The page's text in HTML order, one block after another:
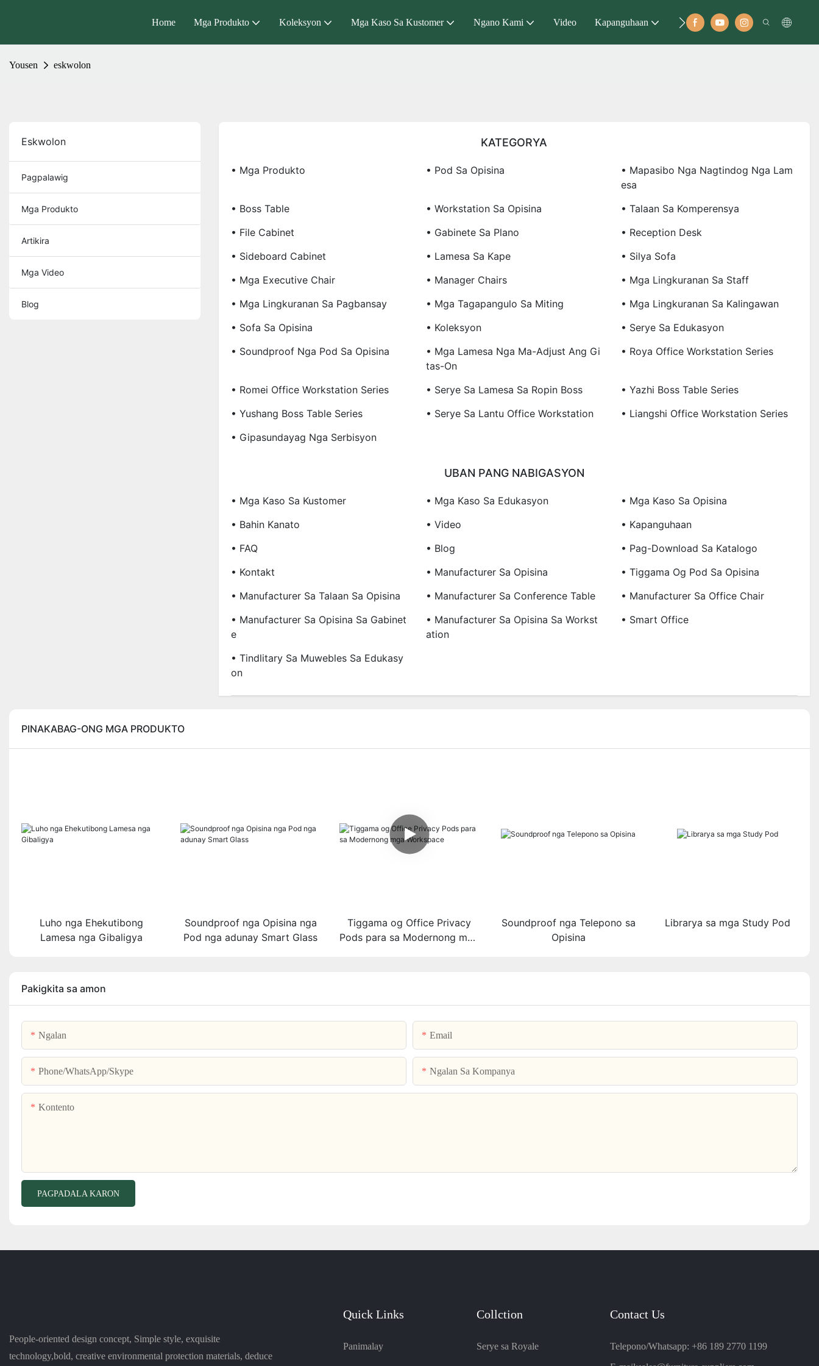
Home Mga Produkto Koleksyon Mga Kaso Sa Kustomer Ngano Kami Video Kapanguhaan Kontakt
Yousen eskwolon
Eskwolon
Pagpalawig
Mga Produkto
Artikira
Mga Video
Blog
KATEGORYA
• Mga Produkto • Pod Sa Opisina
• Mapasibo Nga Nagtindog Nga Lam
Esa
• Boss Table
• Workstation Sa Opisina
• Talaan Sa Komperensya
• File Cabinet
• Gabinete Sa Plano
• Reception Desk
• Sideboard Cabinet
• Lamesa Sa Kape
• Silya Sofa
• Mga Executive Chair
• Manager Chairs
• Mga Lingkuranan Sa Staff
• Mga Lingkuranan Sa Pagbansay
• Mga Tagapangulo Sa Miting
• Mga Lingkuranan Sa Kalingawan
• Sofa Sa Opisina
• Koleksyon
• Serye Sa Edukasyon
• Soundproof Nga Pod Sa Opisina
• Mga Lamesa Nga Ma-Adjust Ang Gi
Tas-On
• Roya Office Workstation Series
• Romei Office Workstation Series • Serye Sa Lamesa Sa Ropin Boss
• Yazhi Boss Table Series
• Yushang Boss Table Series
• Serye Sa Lantu Office Workstation
• Liangshi Office Workstation Series
• Gipasundayag Nga Serbisyon
UBAN PANG NABIGASYON
• Mga Kaso Sa Kustomer • Mga Kaso Sa Edukasyon
• Mga Kaso Sa Opisina
• Bahin Kanato
• Video
• Kapanguhaan
• FAQ
• Blog
• Pag-Download Sa Katalogo
• Kontakt
• Manufacturer Sa Opisina
• Tiggama Og Pod Sa Opisina
• Manufacturer Sa Talaan Sa Opisina
• Manufacturer Sa Conference Table
• Manufacturer Sa Office Chair
• Manufacturer Sa Opisina Sa Gabinet
E
• Manufacturer Sa Opisina Sa Workst
Ation
• Smart Office
• Tindlitary Sa Muwebles Sa Edukasy
On
PINAKABAG-ONG MGA PRODUKTO
Luho nga Ehekutibong
Lamesa nga Gibaligya
Soundproof nga Opisina nga
Pod nga adunay Smart Glass
Tiggama og Office Privacy
Pods para sa Modernong mga
Soundproof nga Telepono sa
Opisina
Librarya sa mga Study Pod
Pakigkita sa amon
Ngalan Email
Phone/WhatsApp/Skype Ngalan Sa Kompanya
Kontento
PAGPADALA KARON
People-oriented design concept, Simple style, exquisite
technology,bold, creative environmental protection materials, deduce
Quick Links
Panimalay
Collction
Serye sa Royale
Contact Us
Telepono/Whatsapp: +86 189 2770 1199